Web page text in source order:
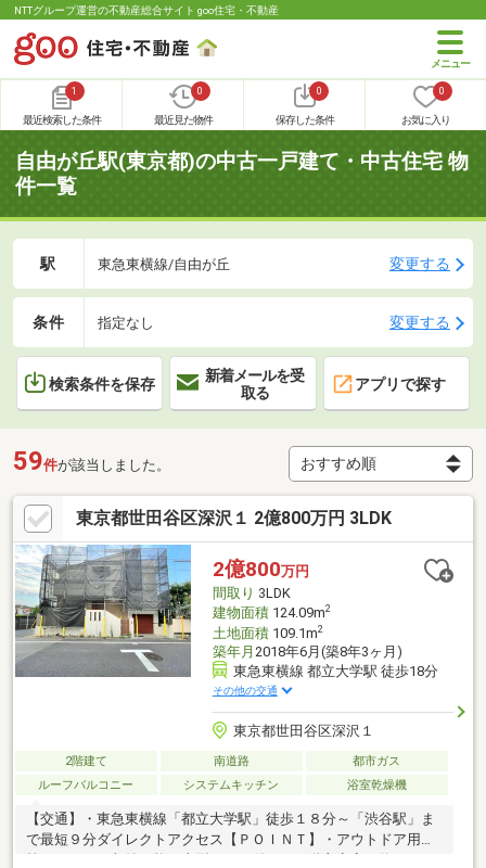
NTTグループ運営の不動産総合サイト goo住宅・不動産
1
最近検索した条件
0
最近見た物件
0
保存した条件
0
お気に入り
自由が丘駅(東京都)の中古一戸建て・中古住宅 物
件一覧
駅 東急東横線/自由が丘 変更する
条件 指定なし 変更する
検索条件を保存
新着メールを受
取る
アプリで探す
59件が該当しました。
東京都世田谷区深沢１ 2億800万円 3LDK
2億800万円
間取り 3LDK
建物面積124.09m2
土地面積109.1m2
築年月 2018年6月(築8年3ヶ月)
東急東横線 都立大学駅 徒歩18分
その他の交通
東京都世田谷区深沢１
2階建て 南道路
都市ガス
ルーフバルコニー
システムキッチン 浴室乾燥機
【交通】・東急東横線「都立大学駅」徒歩１８分～「渋谷駅」ま
で最短９分ダイレクトアクセス【ＰＯＩＮＴ】・アウトドア用品